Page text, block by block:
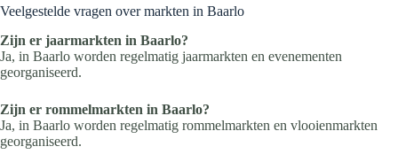
Veelgestelde vragen over markten in Baarlo
Zijn er jaarmarkten in Baarlo?
Ja, in Baarlo worden regelmatig jaarmarkten en evenementen
georganiseerd.
Zijn er rommelmarkten in Baarlo?
Ja, in Baarlo worden regelmatig rommelmarkten en vlooienmarkten
georganiseerd.